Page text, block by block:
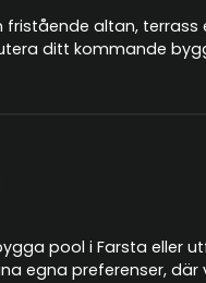
altan,
ditt kommande
pool i Farsta eller
egna preferenser,